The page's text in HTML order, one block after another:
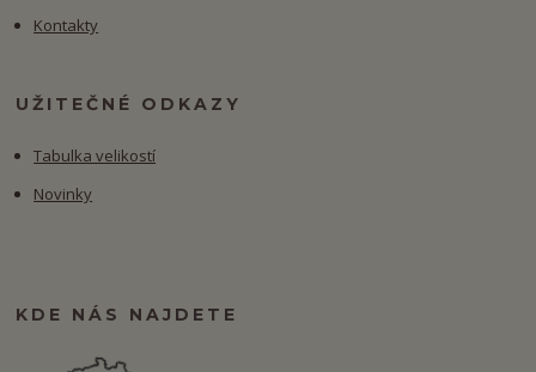
Kontakty
UŽITEČNÉ ODKAZY
Tabulka velikostí
Novinky
KDE NÁS NAJDETE